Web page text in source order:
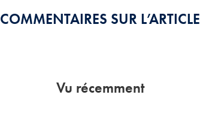
COMMENTAIRES SUR L’ARTICLE
Vu récemment